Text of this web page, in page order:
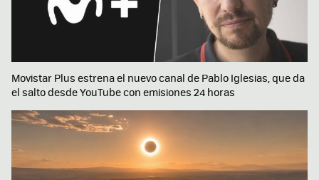
Movistar Plus estrena el nuevo canal de Pablo Iglesias, que da
el salto desde YouTube con emisiones 24 horas